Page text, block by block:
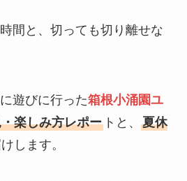
間と、切っても切り離せな
遊びに行った箱根小涌園ユ
楽しみ方レポートと、 夏休
します。